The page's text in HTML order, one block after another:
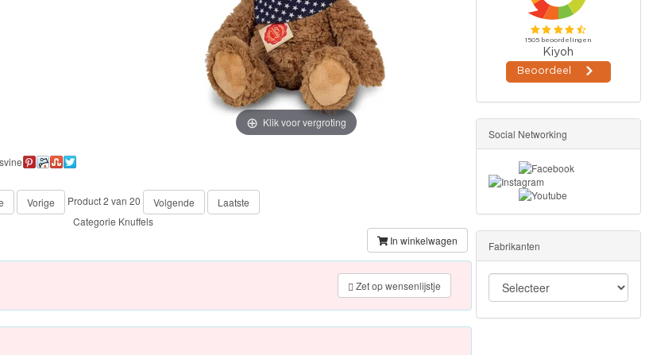
Klik voor vergroting
Vorige Product 2 van 20 Volgende
Laatste
Categorie Knuffels
In winkelwagen
Zet op wensenlijstje
Social Networking
Fabrikanten